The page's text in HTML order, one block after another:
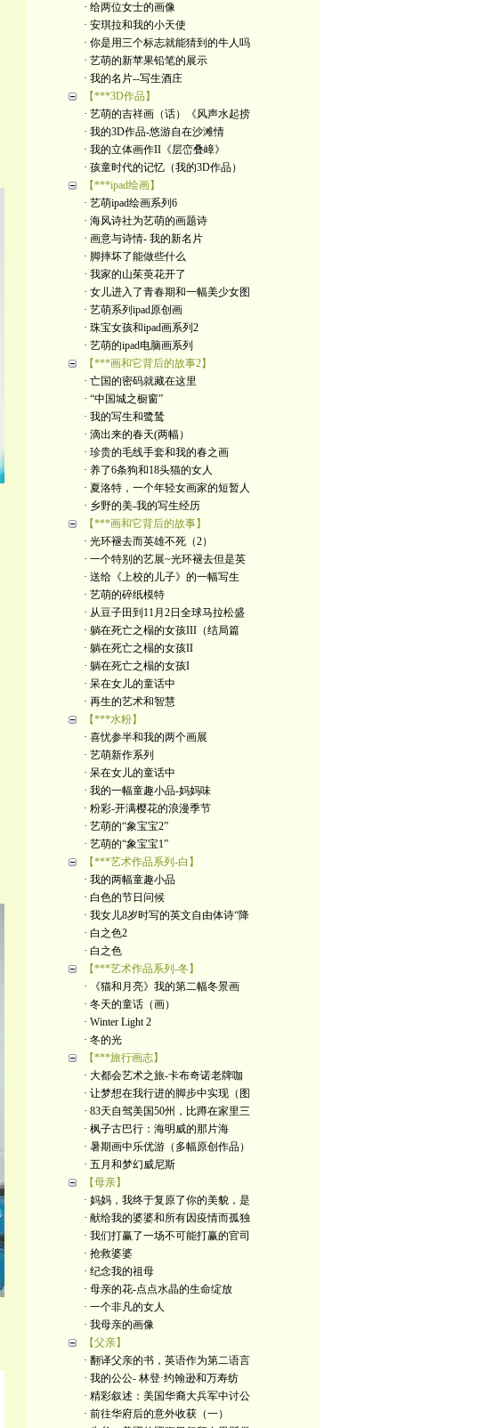
· 给两位女士的画像
· 安琪拉和我的小天使
· 你是用三个标志就能猜到的牛人吗
· 艺萌的新苹果铅笔的展示
· 我的名片--写生酒庄
【***3D作品】
· 艺萌的吉祥画（话）《风声水起捞
· 我的3D作品-悠游自在沙滩情
· 我的立体画作II《层峦叠嶂》
· 孩童时代的记忆（我的3D作品）
【***ipad绘画】
· 艺萌ipad绘画系列6
· 海风诗社为艺萌的画题诗
· 画意与诗情- 我的新名片
· 脚摔坏了能做些什么
· 我家的山茱萸花开了
· 女儿进入了青春期和一幅美少女图
· 艺萌系列ipad原创画
· 珠宝女孩和ipad画系列2
· 艺萌的ipad电脑画系列
【***画和它背后的故事2】
· 亡国的密码就藏在这里
· “中国城之橱窗”
· 我的写生和鹭鸶
· 滴出来的春天(两幅）
· 珍贵的毛线手套和我的春之画
· 养了6条狗和18头猫的女人
· 夏洛特，一个年轻女画家的短暂人
· 乡野的美-我的写生经历
【***画和它背后的故事】
· 光环褪去而英雄不死（2）
· 一个特别的艺展~光环褪去但是英
· 送给《上校的儿子》的一幅写生
· 艺萌的碎纸模特
· 从豆子田到11月2日全球马拉松盛
· 躺在死亡之榻的女孩III（结局篇
· 躺在死亡之榻的女孩II
· 躺在死亡之榻的女孩I
· 呆在女儿的童话中
· 再生的艺术和智慧
【***水粉】
· 喜忧参半和我的两个画展
· 艺萌新作系列
· 呆在女儿的童话中
· 我的一幅童趣小品-妈妈味
· 粉彩-开满樱花的浪漫季节
· 艺萌的“象宝宝2”
· 艺萌的“象宝宝1”
【***艺术作品系列-白】
· 我的两幅童趣小品
· 白色的节日问候
· 我女儿8岁时写的英文自由体诗“降
· 白之色2
· 白之色
【***艺术作品系列-冬】
· 《猫和月亮》我的第二幅冬景画
· 冬天的童话（画）
· Winter Light 2
· 冬的光
【***旅行画志】
· 大都会艺术之旅-卡布奇诺老牌咖
· 让梦想在我行进的脚步中实现（图
· 83天自驾美国50州，比蹲在家里三
· 枫子古巴行：海明威的那片海
· 暑期画中乐优游（多幅原创作品）
· 五月和梦幻威尼斯
【母亲】
· 妈妈，我终于复原了你的美貌，是
· 献给我的婆婆和所有因疫情而孤独
· 我们打赢了一场不可能打赢的官司
· 抢救婆婆
· 纪念我的祖母
· 母亲的花-点点水晶的生命绽放
· 一个非凡的女人
· 我母亲的画像
【父亲】
· 翻译父亲的书，英语作为第二语言
· 我的公公- 林登·约翰逊和万寿纺
· 精彩叙述：美国华裔大兵军中讨公
· 前往华府后的意外收获（一）